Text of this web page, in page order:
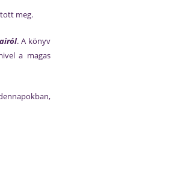
meg.
. A könyv
a magas